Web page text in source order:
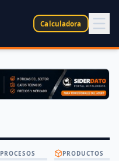
Calculadora
PROCESOS PRODUCTOS